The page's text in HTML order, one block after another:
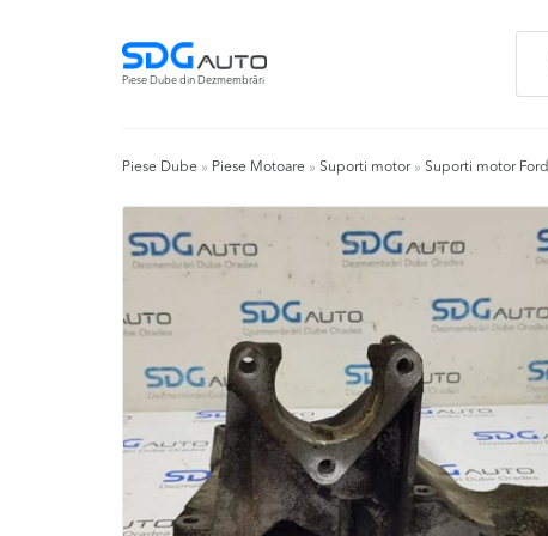
Piese Dube din Dezmembrări
Piese Dube » Piese Motoare » Suporti motor» Suporti motor Ford